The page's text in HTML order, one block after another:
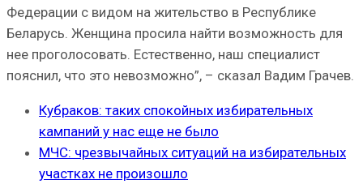
Федерации с видом на жительство в Республике
Беларусь. Женщина просила найти возможность для
нее проголосовать. Естественно, наш специалист
пояснил, что это невозможно”, – сказал Вадим Грачев.
Кубраков: таких спокойных избирательных
кампаний у нас еще не было
МЧС: чрезвычайных ситуаций на избирательных
участках не произошло